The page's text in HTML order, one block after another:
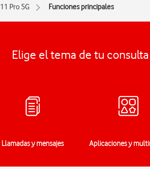
Pro 5G Funciones principales
Elige el tema de tu consulta
Llamadas y mensajes Aplicaciones y